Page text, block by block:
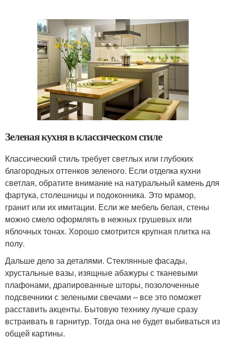
Зеленая кухня в классическом стиле
Классический стиль требует светлых или глубоких
благородных оттенков зеленого. Если отделка кухни
светлая, обратите внимание на натуральный камень для
фартука, столешницы и подоконника. Это мрамор,
гранит или их имитации. Если же мебель белая, стены
можно смело оформлять в нежных грушевых или
яблочных тонах. Хорошо смотрится крупная плитка на
полу.
Дальше дело за деталями. Стеклянные фасады,
хрустальные вазы, изящные абажуры с тканевыми
плафонами, драпированные шторы, позолоченные
подсвечники с зелеными свечами – все это поможет
расставить акценты. Бытовую технику лучше сразу
встраивать в гарнитур. Тогда она не будет выбиваться из
общей картины.